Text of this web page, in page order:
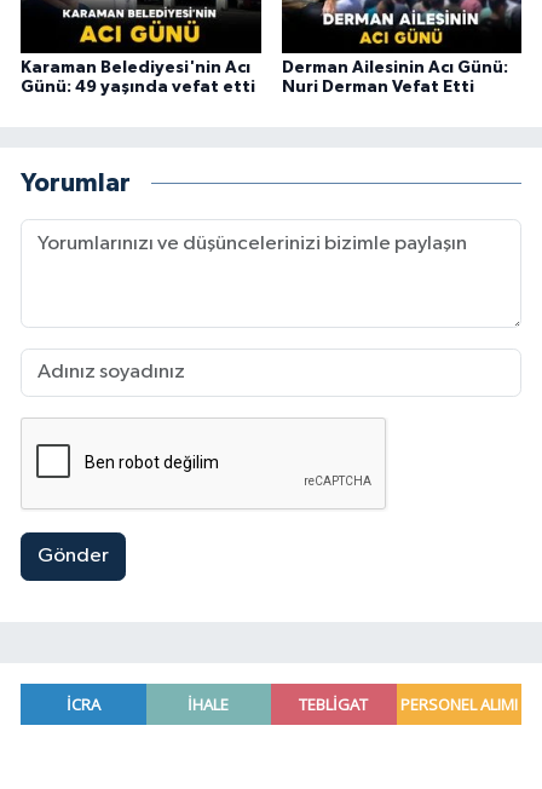
Karaman Belediyesi'nin Acı
Günü: 49 yaşında vefat etti
Derman Ailesinin Acı Günü:
Nuri Derman Vefat Etti
Yorumlar
Gönder